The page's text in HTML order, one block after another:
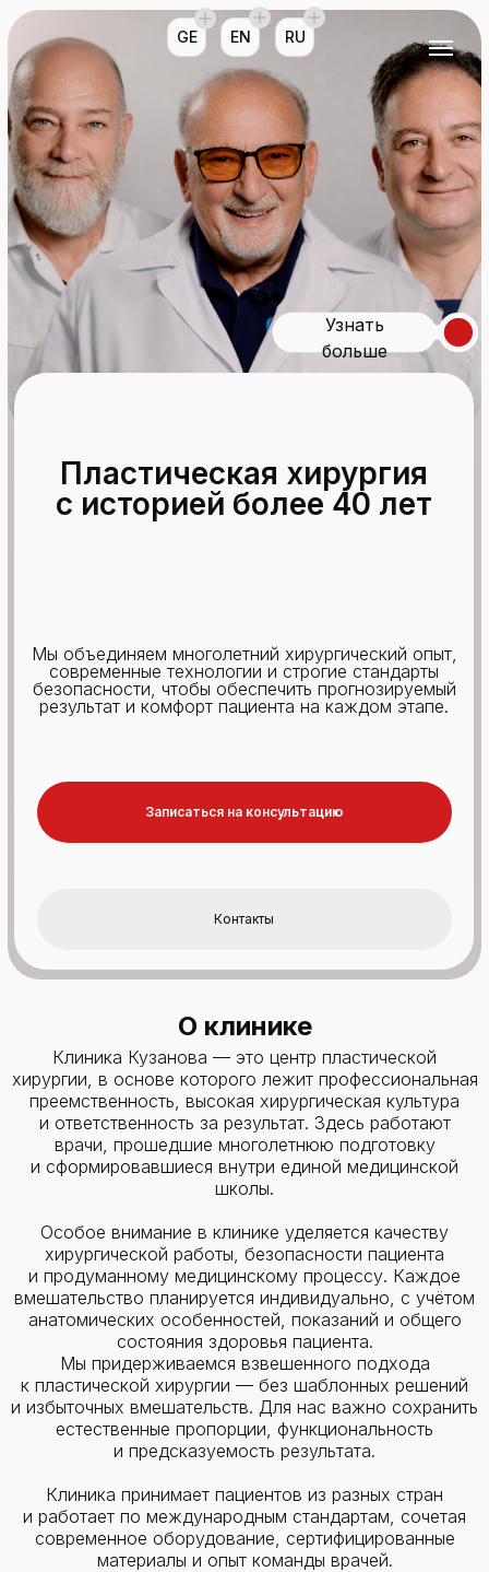
Мы объединяем многолетний хирургический опыт,
современные технологии и строгие стандарты
безопасности, чтобы обеспечить прогнозируемый
результат и комфорт пациента на каждом этапе.
Пластическая хирургия
с историей более 40 лет
Узнать
больше
Записаться на консультацию
Контакты
GE EN RU
О клинике
Клиника Кузанова — это центр пластической
хирургии, в основе которого лежит профессиональная
преемственность, высокая хирургическая культура
и ответственность за результат. Здесь работают
врачи, прошедшие многолетнюю подготовку
и сформировавшиеся внутри единой медицинской
школы.
Особое внимание в клинике уделяется качеству
хирургической работы, безопасности пациента
и продуманному медицинскому процессу. Каждое
вмешательство планируется индивидуально, с учётом
анатомических особенностей, показаний и общего
состояния здоровья пациента.
Мы придерживаемся взвешенного подхода
к пластической хирургии — без шаблонных решений
и избыточных вмешательств. Для нас важно сохранить
естественные пропорции, функциональность
и предсказуемость результата.
Клиника принимает пациентов из разных стран
и работает по международным стандартам, сочетая
современное оборудование, сертифицированные
материалы и опыт команды врачей.